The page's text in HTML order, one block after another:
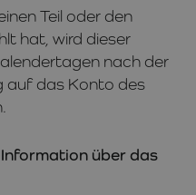
Teil oder den
hat, wird dieser
nach der
auf das Konto des
über das